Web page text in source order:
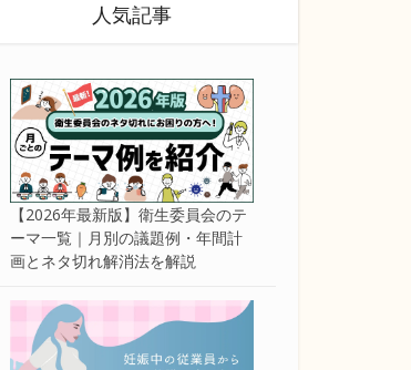
人気記事
【2026年最新版】衛生委員会のテ
ーマ一覧｜月別の議題例・年間計
画とネタ切れ解消法を解説